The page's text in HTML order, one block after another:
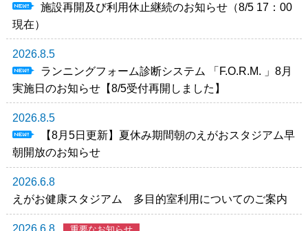
施設再開及び利用休止継続のお知らせ（8/5 17：00
現在）
2026.8.5
ランニングフォーム診断システム 「F.O.R.M. 」8月
実施日のお知らせ【8/5受付再開しました】
2026.8.5
【8月5日更新】夏休み期間朝のえがおスタジアム早
朝開放のお知らせ
2026.6.8
えがお健康スタジアム 多目的室利用についてのご案内